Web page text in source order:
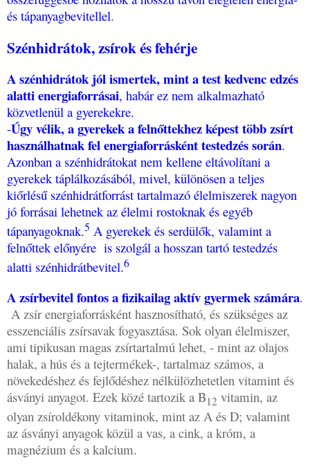
és tápanyagbevitellel.
Szénhidrátok, zsírok és fehérje
A szénhidrátok jól ismertek, mint a test kedvenc edzés
alatti energiaforrásai, habár ez nem alkalmazható
közvetlenül a gyerekekre.
-Úgy vélik, a gyerekek a felnőttekhez képest több zsírt
használhatnak fel energiaforrásként testedzés során.
Azonban a szénhidrátokat nem kellene eltávolítani a
gyerekek táplálkozásából, mivel, különösen a teljes
kiőrlésű szénhidrátforrást tartalmazó élelmiszerek nagyon
jó forrásai lehetnek az élelmi rostoknak és egyéb
tápanyagoknak.5 A gyerekek és serdülők, valamint a
felnőttek előnyére is szolgál a hosszan tartó testedzés
alatti szénhidrátbevitel.6
A zsírbevitel fontos a fizikailag aktív gyermek számára.
A zsír energiaforrásként hasznosítható, és szükséges az
esszenciális zsírsavak fogyasztása. Sok olyan élelmiszer,
ami tipikusan magas zsírtartalmú lehet, - mint az olajos
halak, a hús és a tejtermékek-, tartalmaz számos, a
növekedéshez és fejlődéshez nélkülözhetetlen vitamint és
ásványi anyagot. Ezek közé tartozik a B12 vitamin, az
olyan zsíroldékony vitaminok, mint az A és D; valamint
az ásványi anyagok közül a vas, a cink, a króm, a
magnézium és a kalcium.